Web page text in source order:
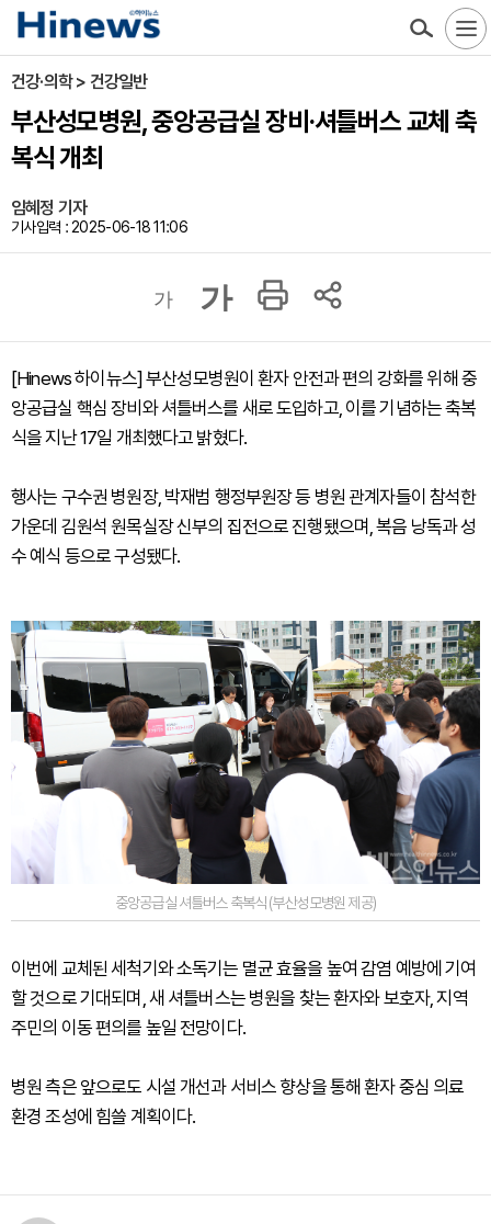
건강·의학 > 건강일반
부산성모병원, 중앙공급실 장비·셔틀버스 교체 축
복식 개최
임혜정 기자
기사입력 : 2025-06-18 11:06
가 가
[Hinews 하이뉴스] 부산성모병원이 환자 안전과 편의 강화를 위해 중
앙공급실 핵심 장비와 셔틀버스를 새로 도입하고, 이를 기념하는 축복
식을 지난 17일 개최했다고 밝혔다.
행사는 구수권 병원장, 박재범 행정부원장 등 병원 관계자들이 참석한
가운데 김원석 원목실장 신부의 집전으로 진행됐으며, 복음 낭독과 성
수 예식 등으로 구성됐다.
중앙공급실 셔틀버스 축복식 (부산성모병원 제공)
이번에 교체된 세척기와 소독기는 멸균 효율을 높여 감염 예방에 기여
할 것으로 기대되며, 새 셔틀버스는 병원을 찾는 환자와 보호자, 지역
주민의 이동 편의를 높일 전망이다.
병원 측은 앞으로도 시설 개선과 서비스 향상을 통해 환자 중심 의료
환경 조성에 힘쓸 계획이다.